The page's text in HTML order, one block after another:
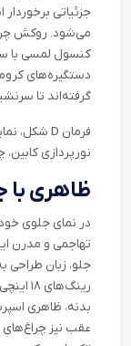
جزئیاتی
می‌شود. روکش
کنسول لمسی با
دستگیره‌های
گرفته‌اند تا
فرمان D شکل،
نورپردازی
ظاهری با
در نمای جلوی
تهاجمی و مدرن
جلو، زبان طراحی
بدنه، ظاهری
عقب نیز چراغ‌های